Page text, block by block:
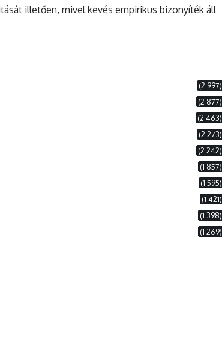
illetően, mivel kevés empirikus bizonyíték áll
(2 997)
(2 877)
(2 463)
(2 273)
(2 242)
(1 857)
(1 595)
(1 421)
(1 398)
(1 269)